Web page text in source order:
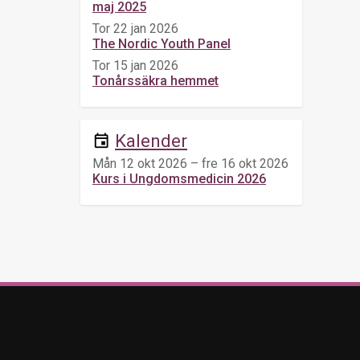
maj 2025
Tor 22 jan 2026
The Nordic Youth Panel
Tor 15 jan 2026
Tonårssäkra hemmet
event Kalender
Mån 12 okt 2026 – fre 16 okt 2026
Kurs i Ungdomsmedicin 2026